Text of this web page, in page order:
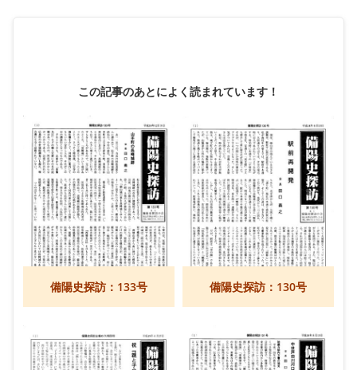
この記事のあとによく読まれています！
備陽史探訪：133号 備陽史探訪：130号